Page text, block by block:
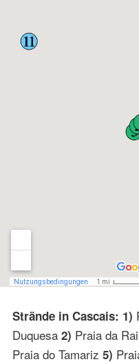
Strände in Cascais: 1)
Duquesa 2) Praia da
Praia do Tamariz 5)